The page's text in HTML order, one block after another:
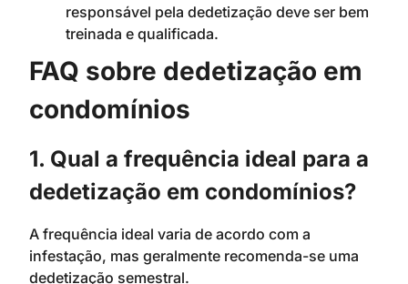
responsável pela dedetização deve ser bem
treinada e qualificada.
FAQ sobre dedetização em
condomínios
1. Qual a frequência ideal para a
dedetização em condomínios?
A frequência ideal varia de acordo com a
infestação, mas geralmente recomenda-se uma
dedetização semestral.